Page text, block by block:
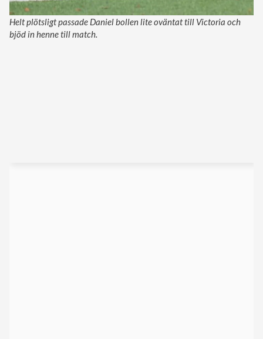
Helt plötsligt passade Daniel bollen lite oväntat till Victoria och
bjöd in henne till match.